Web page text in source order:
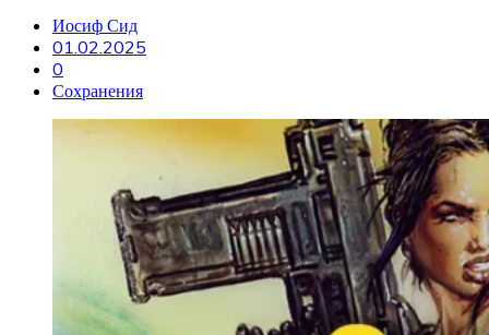
Иосиф Сид
01.02.2025
0
Сохранения